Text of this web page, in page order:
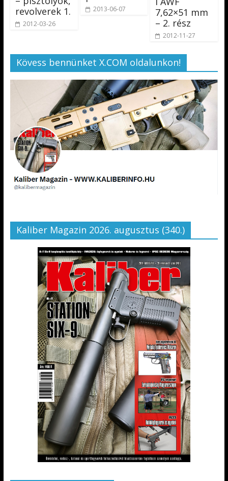
revolverek 1.
2012-03-26
2013-06-07
7,62×51 mm
– 2. rész
2012-11-27
Kövess bennünket X.COM oldalunkon!
Kaliber Magazin 2026. augusztus (340.)